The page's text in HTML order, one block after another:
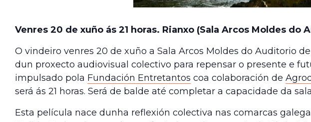
Venres 20 de xuño ás 21 horas. Rianxo (Sala Arcos Moldes do
O vindeiro venres 20 de xuño a Sala Arcos Moldes do Auditorio
dun proxecto audiovisual colectivo para repensar o presente e
impulsado pola Fundación Entretantos coa colaboración de
será ás 21 horas. Será de balde até completar a capacidade da
Esta película nace dunha reflexión colectiva nas comarcas